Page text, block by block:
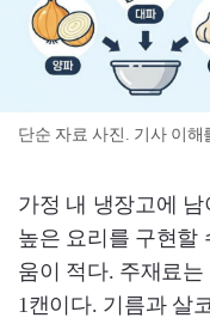
단순 자료 사진. 기사 이해
가정 내 냉장고에
높은 요리를 구현할
움이 적다. 주재료
1캔이다. 기름과 살